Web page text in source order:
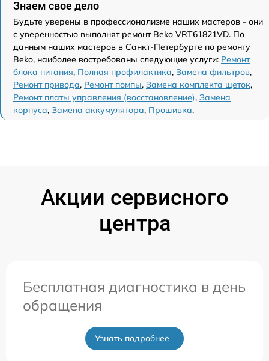
Знаем свое дело
Будьте уверены в профессионализме наших мастеров - они
с уверенностью выполнят ремонт Beko VRT61821VD. По
данным наших мастеров в Санкт-Петербурге по ремонту
Beko, наиболее востребованы следующие услуги: Ремонт
блока питания, Полная профилактика, Замена фильтров,
Ремонт привода, Ремонт помпы, Замена комплекта щеток,
Ремонт платы управления (восстановление), Замена
корпуса, Замена аккумулятора, Прошивка.
Акции сервисного
центра
Бесплатная диагностика в день
обращения
Узнать подробнее